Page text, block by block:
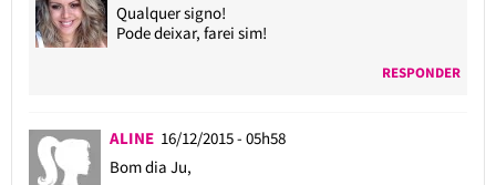
Qualquer signo!
Pode deixar, farei sim!
RESPONDER
ALINE 16/12/2015 - 05h58
Bom dia Ju,